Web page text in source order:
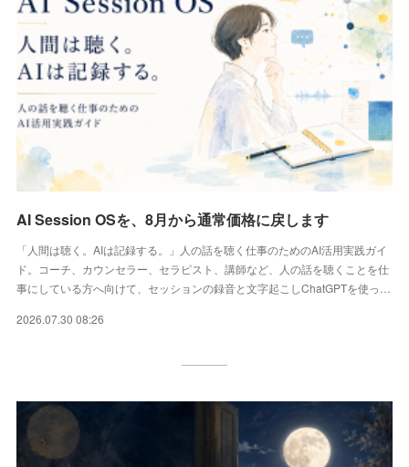
AI Session OSを、8月から通常価格に戻します
「人間は聴く。AIは記録する。」人の話を聴く仕事のためのAI活用実践ガイ
ド。コーチ、カウンセラー、セラピスト、講師など、人の話を聴くことを仕
事にしている方へ向けて、セッションの録音と文字起こしChatGPTを使っ…
2026.07.30 08:26